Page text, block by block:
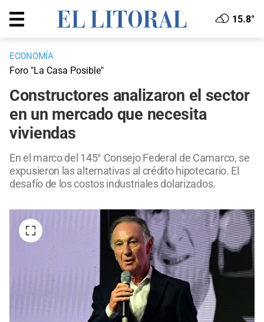
15.8°
ECONOMÍA
Foro "La Casa Posible"
Constructores analizaron el sector
en un mercado que necesita
viviendas
En el marco del 145° Consejo Federal de Camarco, se
expusieron las alternativas al crédito hipotecario. El
desafío de los costos industriales dolarizados.